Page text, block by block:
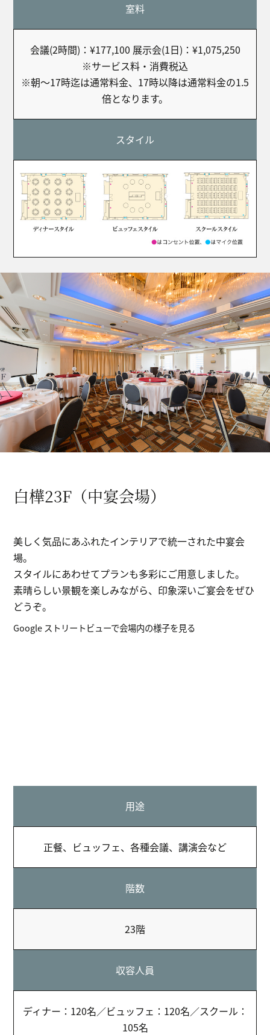
室料
会議(2時間)：¥177,100 展示会(1日)：¥1,075,250
※サービス料・消費税込
※朝～17時迄は通常料金、17時以降は通常料金の1.5
倍となります。
スタイル
白樺23F（中宴会場）
美しく気品にあふれたインテリアで統一された中宴会
場。
スタイルにあわせてプランも多彩にご用意しました。
素晴らしい景観を楽しみながら、印象深いご宴会をぜひ
どうぞ。
Google ストリートビューで会場内の様子を見る
用途
正餐、ビュッフェ、各種会議、講演会など
階数
23階
収容人員
ディナー：120名／ビュッフェ：120名／スクール：
105名